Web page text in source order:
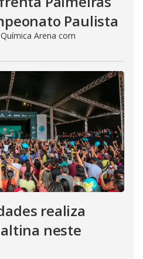
Paulista
Arena com
realiza
neste